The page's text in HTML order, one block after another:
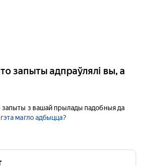
запыты адпраўлялі вы, а
запыты з вашай прылады падобныя да
магло адбыцца?